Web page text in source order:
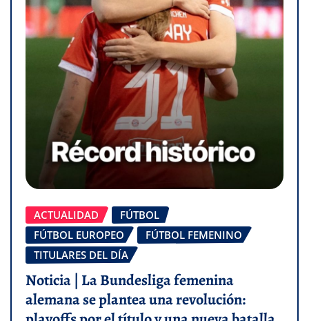
ACTUALIDAD
FÚTBOL
FÚTBOL EUROPEO
FÚTBOL FEMENINO
TITULARES DEL DÍA
Noticia | La Bundesliga femenina
alemana se plantea una revolución: